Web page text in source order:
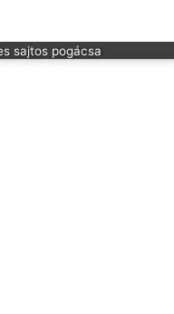
sajtos pogácsa